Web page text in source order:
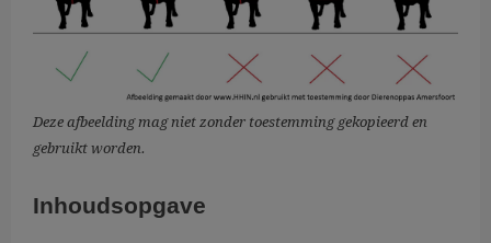
Deze afbeelding mag niet zonder toestemming gekopieerd en
gebruikt worden.
Inhoudsopgave